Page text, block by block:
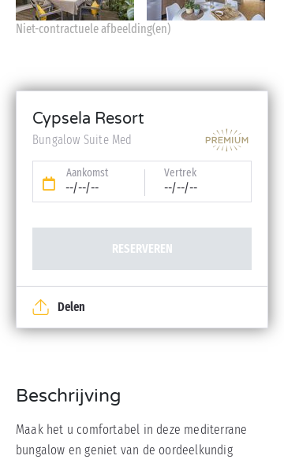
Niet-contractuele afbeelding(en)
Cypsela Resort
Bungalow Suite Med
Aankomst
--/--/--
Vertrek
--/--/--
RESERVEREN
Delen
Beschrijving
Maak het u comfortabel in deze mediterrane
bungalow en geniet van de oordeelkundig